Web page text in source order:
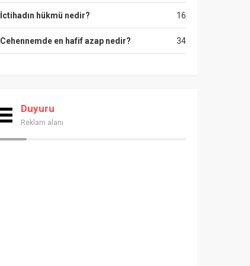
16
İctihadın hükmü nedir?
34
Cehennemde en hafif azap nedir?
Duyuru
Reklam alanı